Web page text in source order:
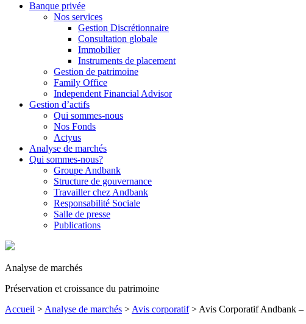
Banque privée
Nos services
Gestion Discrétionnaire
Consultation globale
Immobilier
Instruments de placement
Gestion de patrimoine
Family Office
Independent Financial Advisor
Gestion d’actifs
Qui sommes-nous
Nos Fonds
Actyus
Analyse de marchés
Qui sommes-nous?
Groupe Andbank
Structure de gouvernance
Travailler chez Andbank
Responsabilité Sociale
Salle de presse
Publications
Analyse de marchés
Préservation et croissance du patrimoine
Accueil > Analyse de marchés > Avis corporatif> Avis Corporatif Andbank